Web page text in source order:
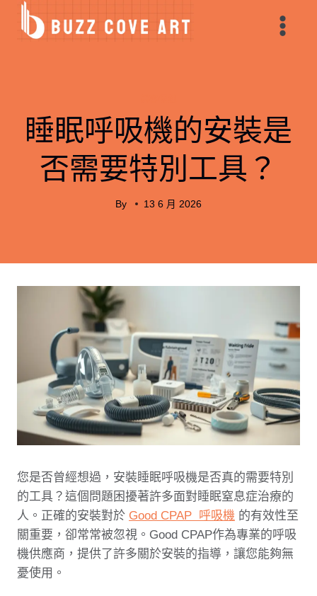
Skip
睡眠呼吸機的安裝是
否需要特別工具？
By 13 6 月 2026
您是否曾經想過，安裝睡眠呼吸機是否真的需要特別
的工具？這個問題困擾著許多面對睡眠窒息症治療的
人。正確的安裝對於 Good CPAP 呼吸機 的有效性至
關重要，卻常常被忽視。Good CPAP作為專業的呼吸
機供應商，提供了許多關於安裝的指導，讓您能夠無
憂使用。